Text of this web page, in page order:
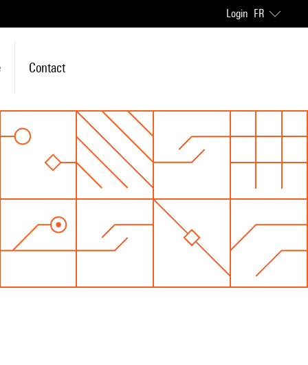
Login FR
Contact